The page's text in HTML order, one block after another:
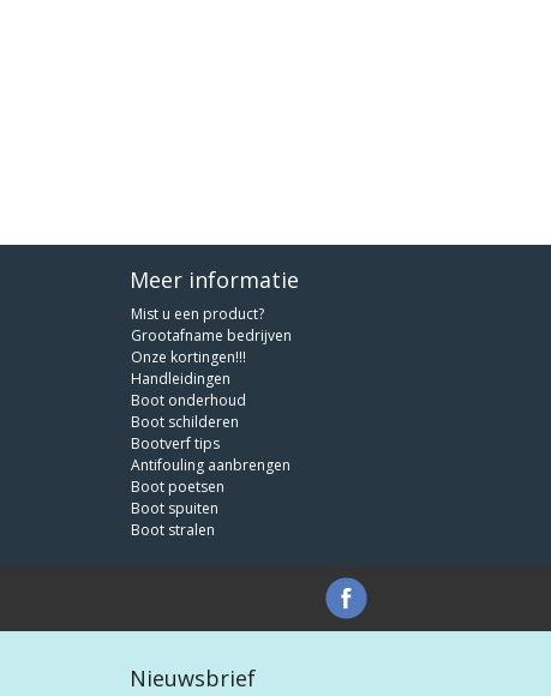
Meer informatie
Mist u een product?
Grootafname bedrijven
Onze kortingen!!!
Handleidingen
Boot onderhoud
Boot schilderen
Bootverf tips
Antifouling aanbrengen
Boot poetsen
Boot spuiten
Boot stralen
Nieuwsbrief